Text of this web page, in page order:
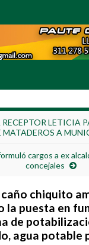
RECEPTOR LETICIA
MATADEROS A
cargos a ex
concejales
chiquito
la puesta en
de
agua potable